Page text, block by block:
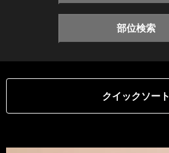
部位検索
クイックソート